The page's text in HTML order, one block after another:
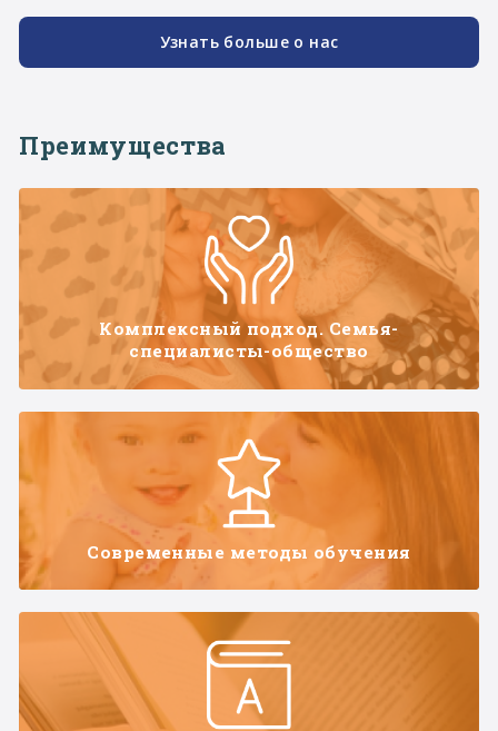
Узнать больше о нас
Преимущества
Комплексный подход. Семья-
специалисты-общество
Современные методы обучения